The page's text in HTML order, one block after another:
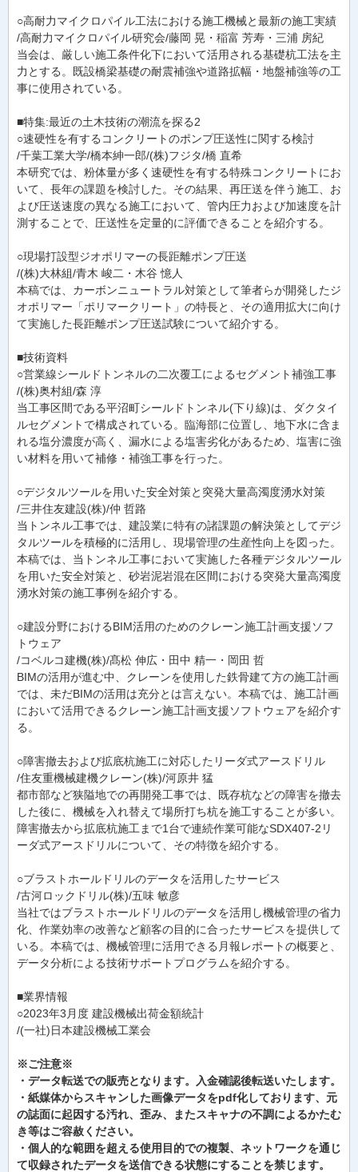
○高耐力マイクロパイル工法における施工機械と最新の施工実績
/高耐力マイクロパイル研究会/藤岡 晃・稲富 芳寿・三浦 房紀
当会は、厳しい施工条件化下において活用される基礎杭工法を主
力とする。既設橋梁基礎の耐震補強や道路拡幅・地盤補強等の工
事に使用されている。
■特集:最近の土木技術の潮流を探る2
○速硬性を有するコンクリートのポンプ圧送性に関する検討
/千葉工業大学/橋本紳一郎/(株)フジタ/橋 直希
本研究では、粉体量が多く速硬性を有する特殊コンクリートにお
いて、長年の課題を検討した。その結果、再圧送を伴う施工、お
よび圧送速度の異なる施工において、管内圧力および加速度を計
測することで、圧送性を定量的に評価できることを紹介する。
○現場打設型ジオポリマーの長距離ポンプ圧送
/(株)大林組/青木 峻二・木谷 憶人
本稿では、カーボンニュートラル対策として筆者らが開発したジ
オポリマー「ポリマークリート」の特長と、その適用拡大に向け
て実施した長距離ポンプ圧送試験について紹介する。
■技術資料
○営業線シールドトンネルの二次覆工によるセグメント補強工事
/(株)奥村組/森 淳
当工事区間である平沼町シールドトンネル(下り線)は、ダクタイ
ルセグメントで構成されている。臨海部に位置し、地下水に含ま
れる塩分濃度が高く、漏水による塩害劣化があるため、塩害に強
い材料を用いて補修・補強工事を行った。
○デジタルツールを用いた安全対策と突発大量高濁度湧水対策
/三井住友建設(株)/仲 哲路
当トンネル工事では、建設業に特有の諸課題の解決策としてデジ
タルツールを積極的に活用し、現場管理の生産性向上を図った。
本稿では、当トンネル工事において実施した各種デジタルツール
を用いた安全対策と、砂岩泥岩混在区間における突発大量高濁度
湧水対策の施工事例を紹介する。
○建設分野におけるBIM活用のためのクレーン施工計画支援ソフ
トウェア
/コベルコ建機(株)/髙松 伸広・田中 精一・岡田 哲
BIMの活用が進む中、クレーンを使用した鉄骨建て方の施工計画
では、未だBIMの活用は充分とは言えない。本稿では、施工計画
において活用できるクレーン施工計画支援ソフトウェアを紹介す
る。
○障害撤去および拡底杭施工に対応したリーダ式アースドリル
/住友重機械建機クレーン(株)/河原井 猛
都市部など狭隘地での再開発工事では、既存杭などの障害を撤去
した後に、機械を入れ替えて場所打ち杭を施工することが多い。
障害撤去から拡底杭施工まで1台で連続作業可能なSDX407-2リ
ーダ式アースドリルについて、その特徴を紹介する。
○ブラストホールドリルのデータを活用したサービス
/古河ロックドリル(株)/五味 敏彦
当社ではブラストホールドリルのデータを活用し機械管理の省力
化、作業効率の改善など顧客の目的に合ったサービスを提供して
いる。本稿では、機械管理に活用できる月報レポートの概要と、
データ分析による技術サポートプログラムを紹介する。
■業界情報
○2023年3月度 建設機械出荷金額統計
/(一社)日本建設機械工業会
※ご注意※
・データ転送での販売となります。入金確認後転送いたします。
・紙媒体からスキャンした画像データをpdf化しております、元
の誌面に起因する汚れ、歪み、またスキャナの不調によるかたむ
き等はご容赦ください。
・個人的な範囲を超える使用目的での複製、ネットワークを通じ
て収録されたデータを送信できる状態にすることを禁じます。